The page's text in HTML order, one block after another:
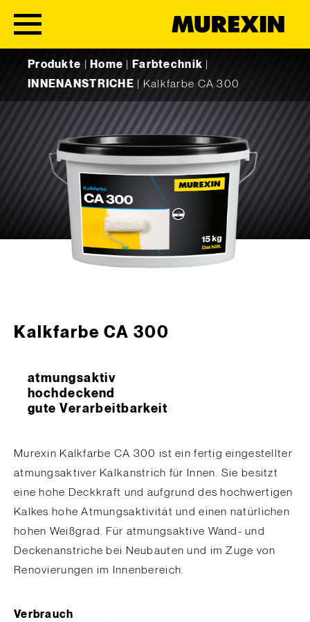
Produkte
Home Farbtechnik
INNENANSTRICHE
Kalkfarbe CA 300
Kalkfarbe CA 300
atmungsaktiv
hochdeckend
gute Verarbeitbarkeit
Murexin Kalkfarbe CA 300 ist ein fertig eingestellter
atmungsaktiver Kalkanstrich für Innen. Sie besitzt
eine hohe Deckkraft und aufgrund des hochwertigen
Kalkes hohe Atmungsaktivität und einen natürlichen
hohen Weißgrad. Für atmungsaktive Wand- und
Deckenanstriche bei Neubauten und im Zuge von
Renovierungen im Innenbereich.
Verbrauch